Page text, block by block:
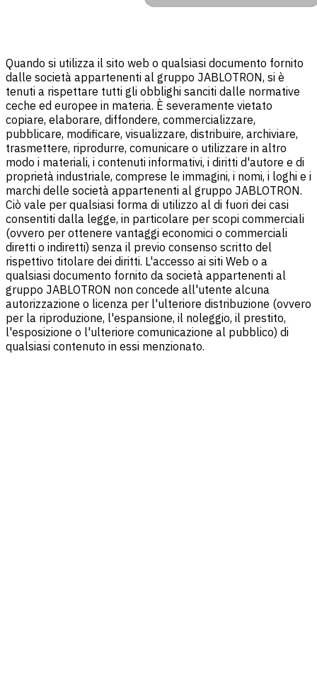
Quando si utilizza il sito web o qualsiasi documento fornito
dalle società appartenenti al gruppo JABLOTRON, si è
tenuti a rispettare tutti gli obblighi sanciti dalle normative
ceche ed europee in materia. È severamente vietato
copiare, elaborare, diffondere, commercializzare,
pubblicare, modificare, visualizzare, distribuire, archiviare,
trasmettere, riprodurre, comunicare o utilizzare in altro
modo i materiali, i contenuti informativi, i diritti d'autore e di
proprietà industriale, comprese le immagini, i nomi, i loghi e i
marchi delle società appartenenti al gruppo JABLOTRON.
Ciò vale per qualsiasi forma di utilizzo al di fuori dei casi
consentiti dalla legge, in particolare per scopi commerciali
(ovvero per ottenere vantaggi economici o commerciali
diretti o indiretti) senza il previo consenso scritto del
rispettivo titolare dei diritti. L'accesso ai siti Web o a
qualsiasi documento fornito da società appartenenti al
gruppo JABLOTRON non concede all'utente alcuna
autorizzazione o licenza per l'ulteriore distribuzione (ovvero
per la riproduzione, l'espansione, il noleggio, il prestito,
l'esposizione o l'ulteriore comunicazione al pubblico) di
qualsiasi contenuto in essi menzionato.